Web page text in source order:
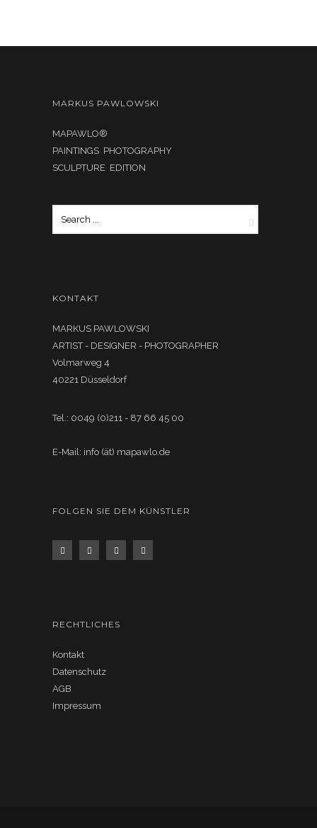
MARKUS PAWLOWSKI
MAPAWLO®
PAINTINGS PHOTOGRAPHY
SCULPTURE EDITION
KONTAKT
MARKUS PAWLOWSKI
ARTIST - DESIGNER - PHOTOGRAPHER
Volmarweg 4
40221 Düsseldorf
Tel.: 0049 (0)211 - 87 66 45 00
E-Mail: info (ät) mapawlo.de
FOLGEN SIE DEM KÜNSTLER
RECHTLICHES
Kontakt
Datenschutz
AGB
Impressum